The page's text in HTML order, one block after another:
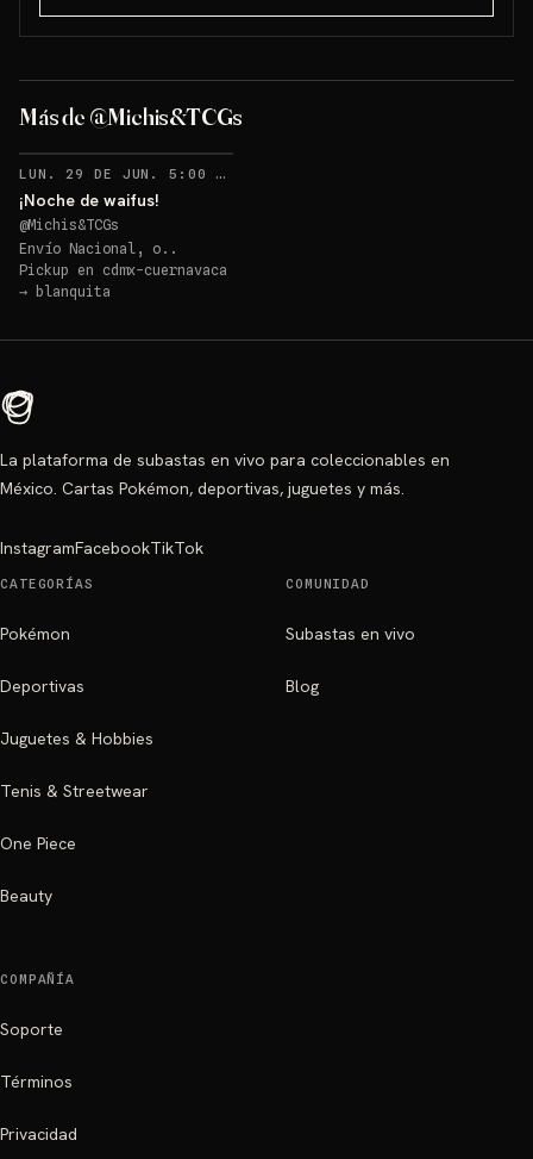
Más de @Michis&TCGs
¡Almohada sabrosona
→
LUN. 29 DE JUN. 5:00 AM
¡Noche de waifus!
@Michis&TCGs
Envío Nacional, o..
Pickup en cdmx-cuernavaca
→ blanquita
La plataforma de subastas en vivo para coleccionables en
México. Cartas Pokémon, deportivas, juguetes y más.
InstagramFacebookTikTok
CATEGORÍAS
Pokémon
Deportivas
Juguetes & Hobbies
Tenis & Streetwear
One Piece
Beauty
COMUNIDAD
Subastas en vivo
Blog
COMPAÑÍA
Soporte
Términos
Privacidad